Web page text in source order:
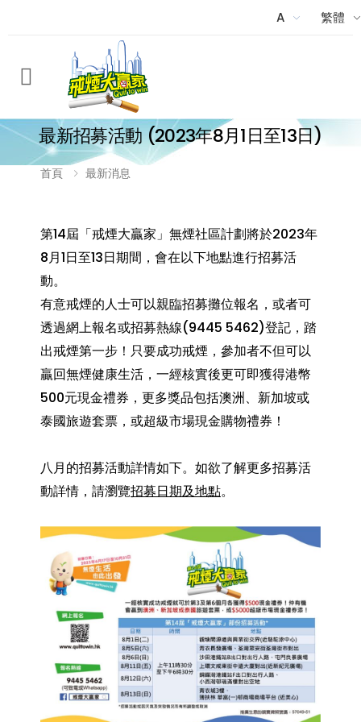
A 繁體
Menu
最新招募活動 (2023年8月1日至13日)
首頁 最新消息
第14屆「戒煙大贏家」無煙社區計劃將於2023年
8月1日至13日期間，會在以下地點進行招募活
動。
有意戒煙的人士可以親臨招募攤位報名，或者可
透過網上報名或招募熱線(9445 5462)登記，踏
出戒煙第一步！只要成功戒煙，參加者不但可以
贏回無煙健康生活，一經核實後更可即獲得港幣
500元現金禮券，更多獎品包括澳洲、新加坡或
泰國旅遊套票，或超級市場現金購物禮券！
八月的招募活動詳情如下。如欲了解更多招募活
動詳情，請瀏覽招募日期及地點。